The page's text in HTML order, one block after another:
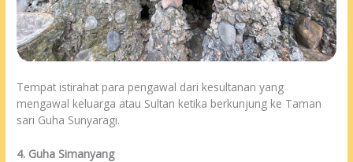
Tempat istirahat para pengawal dari kesultanan yang
mengawal keluarga atau Sultan ketika berkunjung ke Taman
sari Guha Sunyaragi.
4. Guha Simanyang